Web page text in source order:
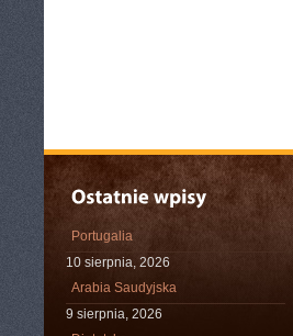
Portugalia
10 sierpnia, 2026
Arabia Saudyjska
9 sierpnia, 2026